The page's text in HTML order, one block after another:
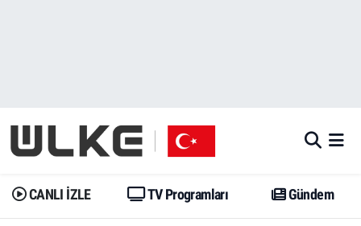
CANLI İZLE TV Programları Gündem
Gündem
Dünya
Gündem
Trend
İstanbul Namaz Vakitleri
Trafik Durumu